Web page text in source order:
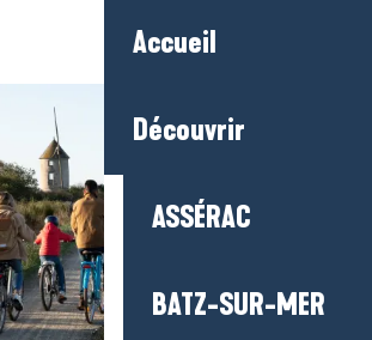
Accueil
Découvrir
ASSÉRAC
BATZ-SUR-MER